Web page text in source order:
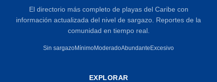
El directorio más completo de playas del Caribe con
información actualizada del nivel de sargazo. Reportes de la
comunidad en tiempo real.
Sin sargazoMínimoModeradoAbundante Excesivo
EXPLORAR